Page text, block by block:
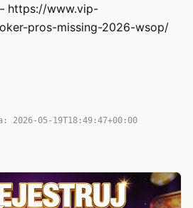
https://www.vip-
pros-missing-2026-wsop/
2026-05-19T18:49:47+00:00